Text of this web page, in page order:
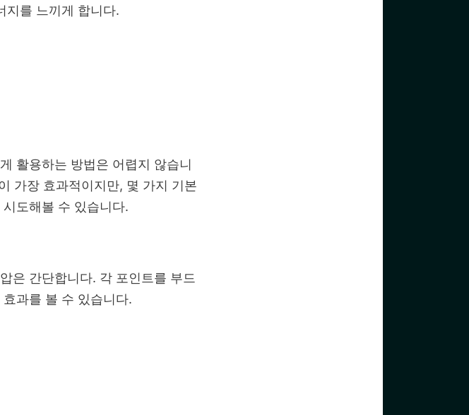
지를 느끼게 합니다.
활용하는 방법은 어렵지 않습니
가장 효과적이지만, 몇 가지 기본
도해볼 수 있습니다.
은 간단합니다. 각 포인트를 부드
과를 볼 수 있습니다.